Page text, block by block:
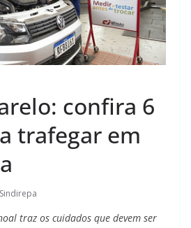
confira 6
trafegar em
Sindirepa
traz os cuidados que devem ser